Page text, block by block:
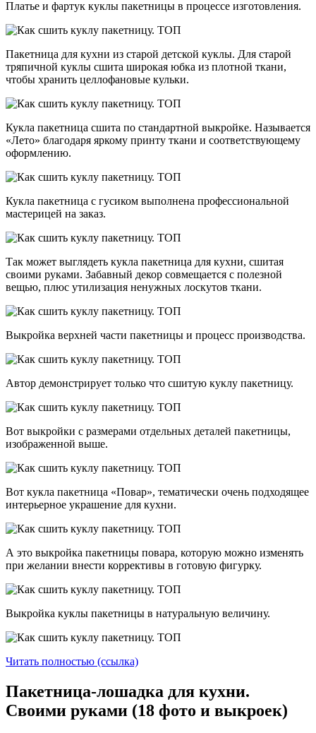
Платье и фартук куклы пакетницы в процессе изготовления.
Пакетница для кухни из старой детской куклы. Для старой
тряпичной куклы сшита широкая юбка из плотной ткани,
чтобы хранить целлофановые кульки.
Кукла пакетница сшита по стандартной выкройке. Называется
«Лето» благодаря яркому принту ткани и соответствующему
оформлению.
Кукла пакетница с гусиком выполнена профессиональной
мастерицей на заказ.
Так может выглядеть кукла пакетница для кухни, сшитая
своими руками. Забавный декор совмещается с полезной
вещью, плюс утилизация ненужных лоскутов ткани.
Выкройка верхней части пакетницы и процесс производства.
Автор демонстрирует только что сшитую куклу пакетницу.
Вот выкройки с размерами отдельных деталей пакетницы,
изображенной выше.
Вот кукла пакетница «Повар», тематически очень подходящее
интерьерное украшение для кухни.
А это выкройка пакетницы повара, которую можно изменять
при желании внести коррективы в готовую фигурку.
Выкройка куклы пакетницы в натуральную величину.
Читать полностью (ссылка)
Пакетница-лошадка для кухни.
Своими руками (18 фото и выкроек)